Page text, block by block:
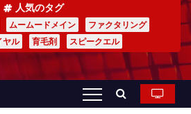
人気のタグ
ムームードメイン
ファクタリング
ヤル
育毛剤 スピークエル